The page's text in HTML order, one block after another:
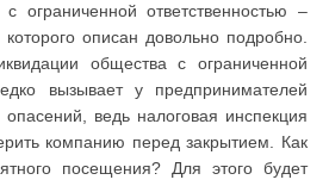
ограниченной ответственностью –
описан довольно подробно.
общества с ограниченной
вызывает у предпринимателей
ведь налоговая инспекция
компанию перед закрытием. Как
посещения? Для этого будет